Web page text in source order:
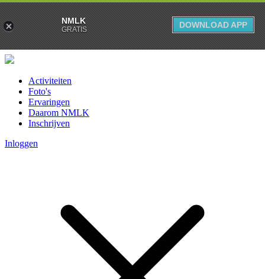
Activiteiten
Foto's
Ervaringen
Daarom NMLK
Inschrijven
Inloggen
NMLK
GRATIS DOWNLOAD APP